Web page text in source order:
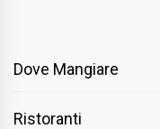
Dove Mangiare
Ristoranti